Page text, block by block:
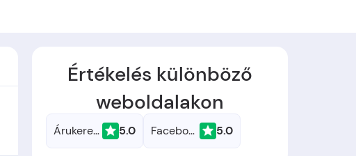
Értékelés különböző
weboldalakon
Árukereső.hu 5.0 Facebook 5.0